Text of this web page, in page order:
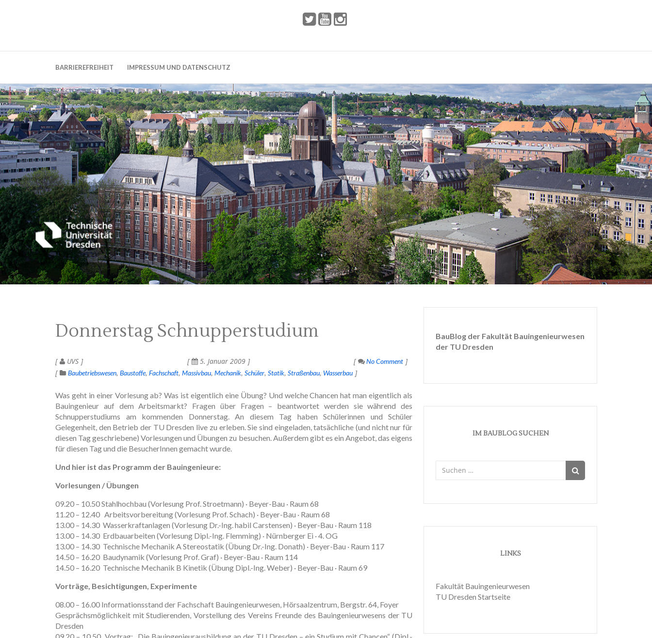
BARRIEREFREIHEIT IMPRESSUM UND DATENSCHUTZ
Donnerstag Schnupperstudium
UVS 5. Januar 2009
No Comment
Baubetriebswesen Baustoffe Fachschaft Massivbau Mechanik Schüler Statik Straßenbau Wasserbau
Was geht in einer Vorlesung ab? Was ist eigentlich eine Übung? Und welche Chancen hat man eigentlich als
Bauingenieur auf dem Arbeitsmarkt? Fragen über Fragen – beantwortet werden sie während des
Schnupperstudiums am kommenden Donnerstag. An diesem Tag haben Schülerinnen und Schüler
Gelegenheit, den Betrieb der TU Dresden live zu erleben. Sie sind eingeladen, tatsächliche (und nicht nur für
diesen Tag geschriebene) Vorlesungen und Übungen zu besuchen. Außerdem gibt es ein Angebot, das eigens
für diesen Tag und die BesucherInnen gemacht wurde.
Und hier ist das Programm der Bauingenieure:
Vorlesungen / Übungen
09.20 – 10.50 Stahlhochbau (Vorlesung Prof. Stroetmann) · Beyer-Bau · Raum 68
11.20 – 12.40 Arbeitsvorbereitung (Vorlesung Prof. Schach) · Beyer-Bau · Raum 68
13.00 – 14.30 Wasserkraftanlagen (Vorlesung Dr.-Ing. habil Carstensen) · Beyer-Bau · Raum 118
13.00 – 14.30 Erdbauarbeiten (Vorlesung Dipl.-Ing. Flemming) · Nürnberger Ei · 4. OG
13.00 – 14.30 Technische Mechanik A Stereostatik (Übung Dr.-Ing. Donath) · Beyer-Bau · Raum 117
14.50 – 16.20 Baudynamik (Vorlesung Prof. Graf) · Beyer-Bau · Raum 114
14.50 – 16.20 Technische Mechanik B Kinetik (Übung Dipl.-Ing. Weber) · Beyer-Bau · Raum 69
Vorträge, Besichtigungen, Experimente
08.00 – 16.00 Informationsstand der Fachschaft Bauingenieurwesen, Hörsaalzentrum, Bergstr. 64, Foyer
Gesprächsmöglichkeit mit Studierenden, Vorstellung des Vereins Freunde des Bauingenieurwesens der TU
Dresden
09.20 – 10.50 Vortrag: „Die Bauingenieurausbildung an der TU Dresden – ein Studium mit Chancen“ (Dipl.-
BauBlog der Fakultät Bauingenieurwesen
der TU Dresden
IM BAUBLOG SUCHEN
nach:
LINKS
Fakultät Bauingenieurwesen
TU Dresden Startseite